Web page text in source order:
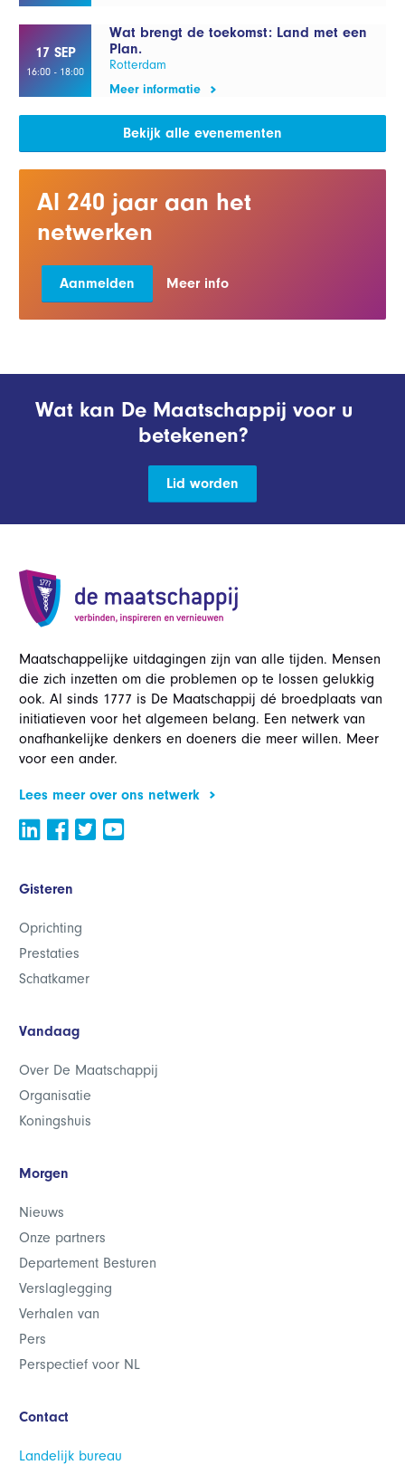
17 SEP
16:00 - 18:00
Wat brengt de toekomst: Land met een
Plan.
Rotterdam
Meer informatie
Bekijk alle evenementen
Al 240 jaar aan het
netwerken
Aanmelden Meer info
Wat kan De Maatschappij voor u
betekenen?
Lid worden
Maatschappelijke uitdagingen zijn van alle tijden. Mensen
die zich inzetten om die problemen op te lossen gelukkig
ook. Al sinds 1777 is De Maatschappij dé broedplaats van
initiatieven voor het algemeen belang. Een netwerk van
onafhankelijke denkers en doeners die meer willen. Meer
voor een ander.
Lees meer over ons netwerk
Gisteren
Oprichting
Prestaties
Schatkamer
Vandaag
Over De Maatschappij
Organisatie
Koningshuis
Morgen
Nieuws
Onze partners
Departement Besturen
Verslaglegging
Verhalen van
Pers
Perspectief voor NL
Contact
Landelijk bureau